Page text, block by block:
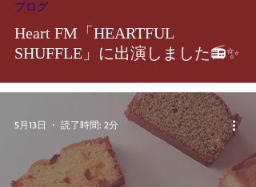
Heart FM「HEARTFUL
SHUFFLE」に出演しました📻✨
ブログ
5月13日 読了時間: 2分